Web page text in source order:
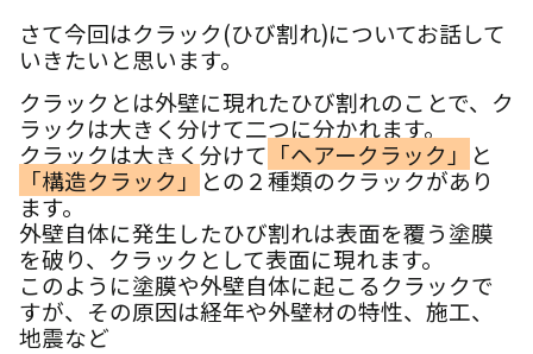
さて今回はクラック(ひび割れ)についてお話して
いきたいと思います。
クラックとは外壁に現れたひび割れのことで、ク
ラックは大きく分けて二つに分かれます。
クラックは大きく分けて 「ヘアークラック」 と
「構造クラック」 との２種類のクラックがあり
ます。
外壁自体に発生したひび割れは表面を覆う塗膜
を破り、クラックとして表面に現れます。
このように塗膜や外壁自体に起こるクラックで
すが、その原因は経年や外壁材の特性、施工、
地震など